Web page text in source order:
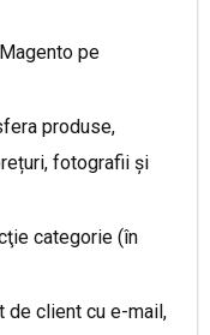
pe
produse,
fotografii și
categorie (în
de client cu e-mail,